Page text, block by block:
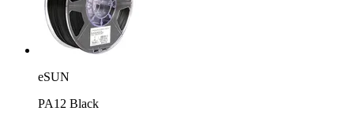
eSUN
PA12 Black